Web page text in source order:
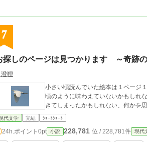
7
探しのページは見つかります ～奇跡
狸
小さい頃読んでいた絵本は１ページ
頃のように味わえていないかもしれない。
きてしまったかもしれない、何かを思
代文学 完結 ｼｮｰﾄｼｮｰﾄ
24h.ポイント 0pt 小説 228,781 位 / 228,781件 現代